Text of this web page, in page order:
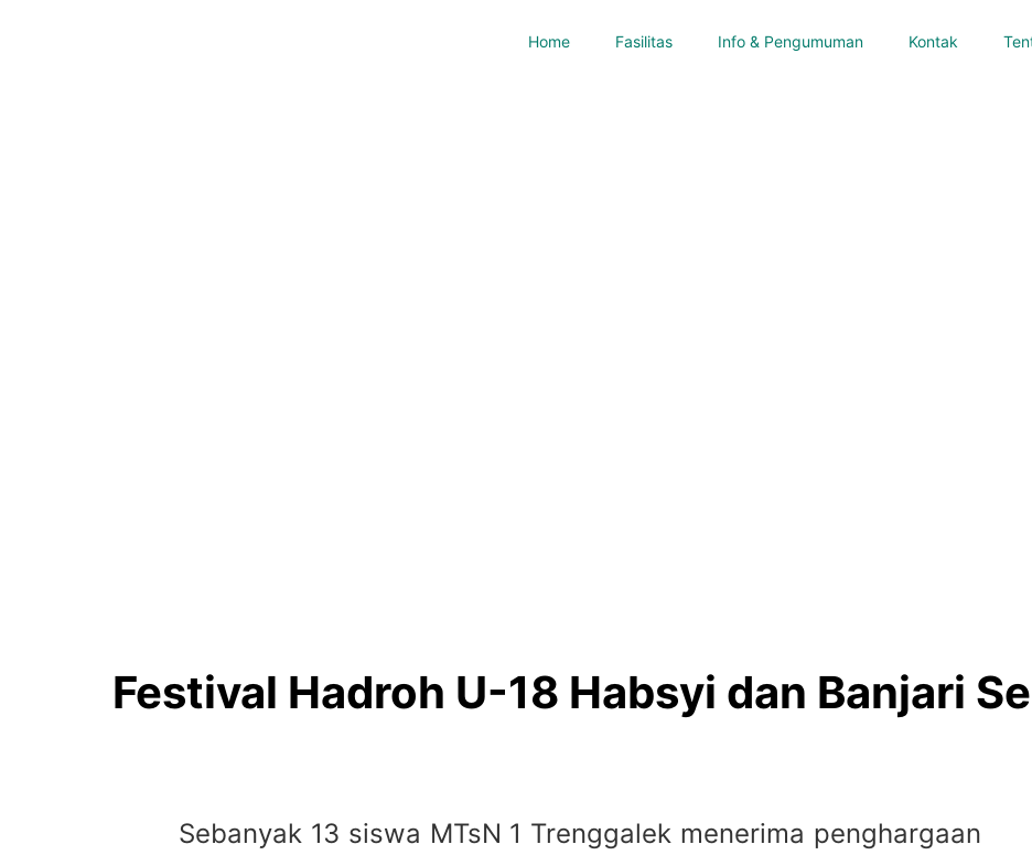
Home Fasilitas Info & Pengumuman Kontak
Festival Hadroh U-18 Habsyi dan Banjari
Sebanyak 13 siswa MTsN 1 Trenggalek menerima penghargaan